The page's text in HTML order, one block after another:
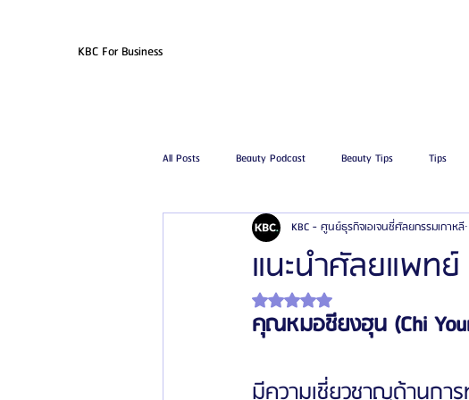
KBC For Business
All Posts Beauty Podcast Beauty Tips Tips
รีวิวศัลยกรรมฉีดไขมัน รีวิวศัลยกรรมดูดไขมัน โ
โรงพยาบาลศัลยกรรมเฟรช
โรงพยาบาลศัลยกรรมมาอิน
แนะนำศัลยแพทย์
KBC - ศูนย์ธุรกิจเอเจนซี่ศัลยกรรมเกาหลี
ได้รับ NaN เต็ม 5 ดาว
คุณหมอชียงฮุน (Chi
มีความเชี่ยวชาญด้านกา